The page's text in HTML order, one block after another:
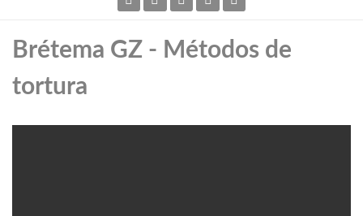
Brétema GZ - Métodos de
tortura